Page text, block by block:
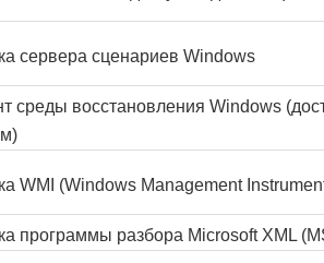
сервера сценариев Windows
среды восстановления Windows
WMI (Windows Management
программы разбора Microsoft XML